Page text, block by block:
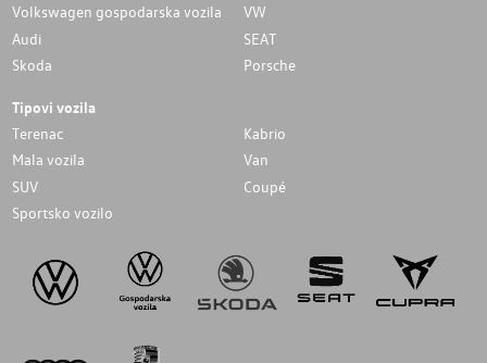
Volkswagen gospodarska vozila
VW
Audi
SEAT
Skoda
Porsche
Tipovi vozila
Terenac
Kabrio
Mala vozila
Van
SUV
Coupé
Sportsko vozilo